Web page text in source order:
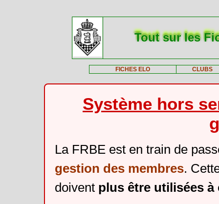
Tout sur les
FICHES ELO CLUBS
Système hors
La FRBE est en train de
gestion des membres.
doivent plus être utilisées